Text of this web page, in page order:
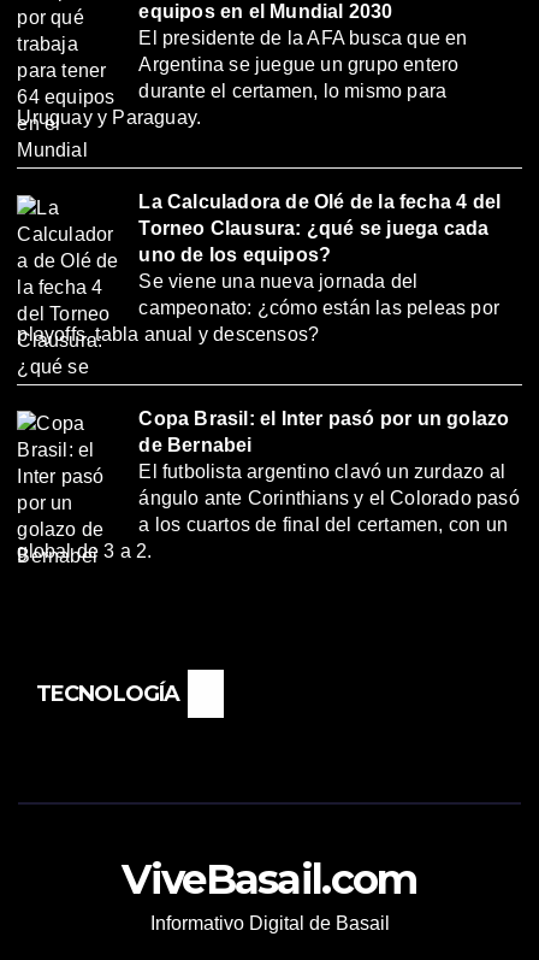
equipos en el Mundial 2030
El presidente de la AFA busca que en
Argentina se juegue un grupo entero
durante el certamen, lo mismo para
Uruguay y Paraguay.
La Calculadora de Olé de la fecha 4 del
Torneo Clausura: ¿qué se juega cada
uno de los equipos?
Se viene una nueva jornada del
campeonato: ¿cómo están las peleas por
playoffs, tabla anual y descensos?
Copa Brasil: el Inter pasó por un golazo
de Bernabei
El futbolista argentino clavó un zurdazo al
ángulo ante Corinthians y el Colorado pasó
a los cuartos de final del certamen, con un
global de 3 a 2.
TECNOLOGÍA
ViveBasail.com
Informativo Digital de Basail